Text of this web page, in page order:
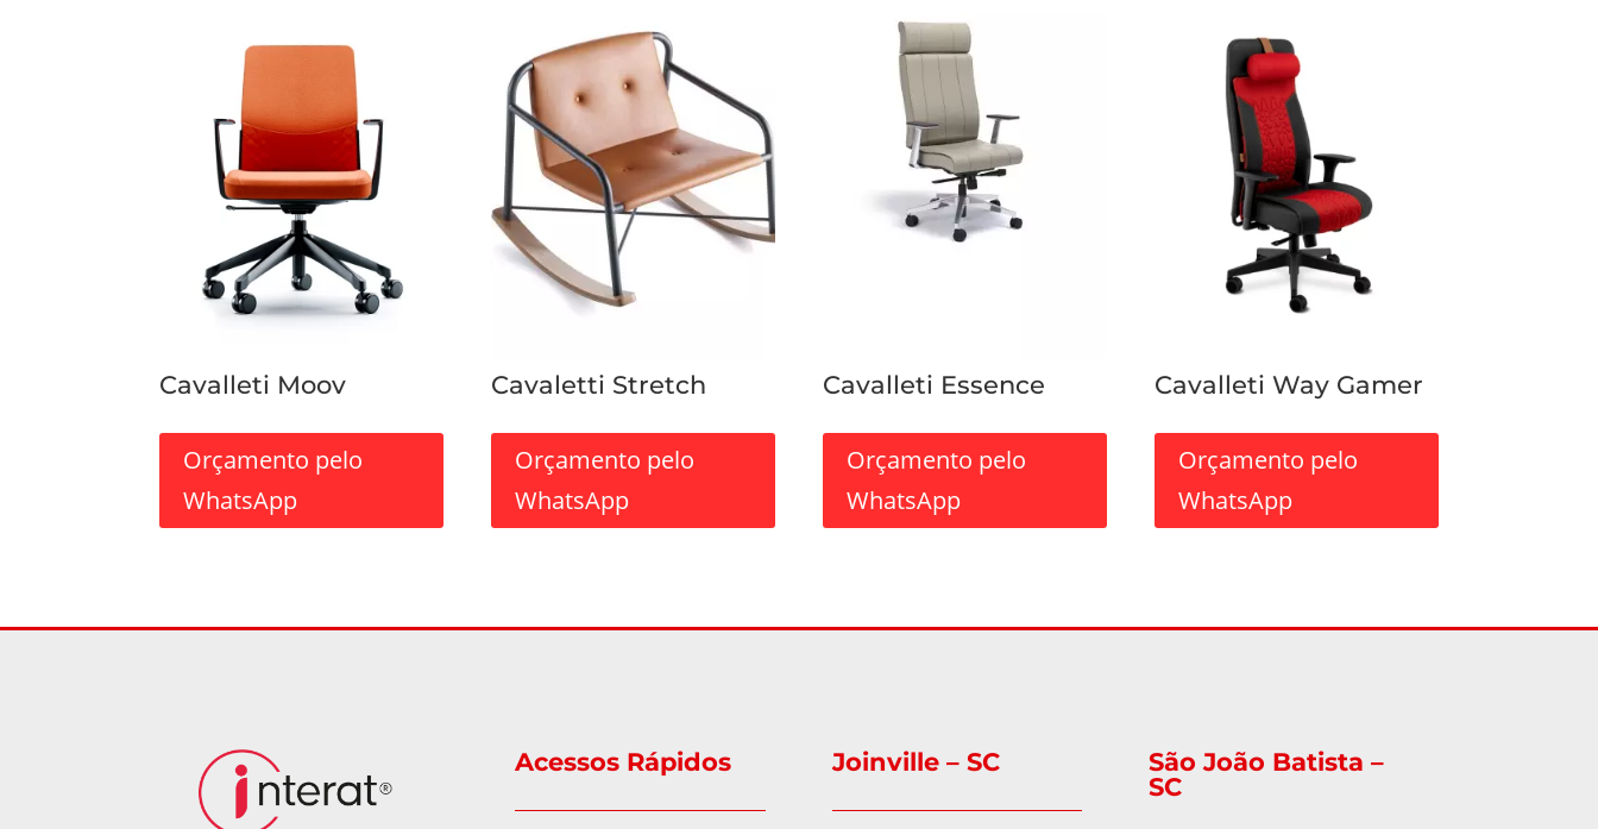
Cavalleti Moov
Orçamento pelo
WhatsApp
Cavaletti Stretch
Orçamento pelo
WhatsApp
Cavalleti Essence
Orçamento pelo
WhatsApp
Cavalleti Way Gamer
Orçamento pelo
WhatsApp
Acessos Rápidos Joinville – SC
São João Batista –
SC